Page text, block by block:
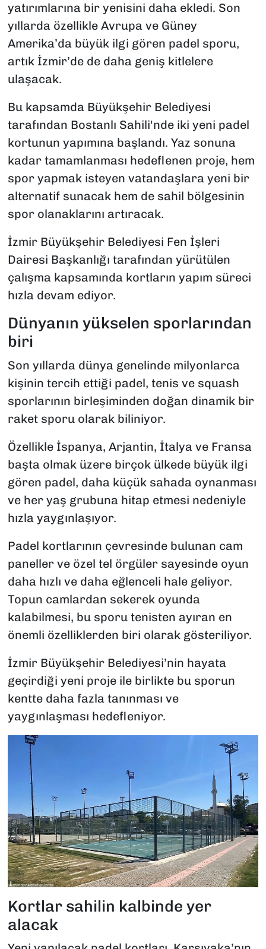
yatırımlarına bir yenisini daha ekledi. Son
yıllarda özellikle Avrupa ve Güney
Amerika’da büyük ilgi gören padel sporu,
artık İzmir’de de daha geniş kitlelere
ulaşacak.
Bu kapsamda Büyükşehir Belediyesi
tarafından Bostanlı Sahili'nde iki yeni padel
kortunun yapımına başlandı. Yaz sonuna
kadar tamamlanması hedeflenen proje, hem
spor yapmak isteyen vatandaşlara yeni bir
alternatif sunacak hem de sahil bölgesinin
spor olanaklarını artıracak.
İzmir Büyükşehir Belediyesi Fen İşleri
Dairesi Başkanlığı tarafından yürütülen
çalışma kapsamında kortların yapım süreci
hızla devam ediyor.
Dünyanın yükselen sporlarından
biri
Son yıllarda dünya genelinde milyonlarca
kişinin tercih ettiği padel, tenis ve squash
sporlarının birleşiminden doğan dinamik bir
raket sporu olarak biliniyor.
Özellikle İspanya, Arjantin, İtalya ve Fransa
başta olmak üzere birçok ülkede büyük ilgi
gören padel, daha küçük sahada oynanması
ve her yaş grubuna hitap etmesi nedeniyle
hızla yaygınlaşıyor.
Padel kortlarının çevresinde bulunan cam
paneller ve özel tel örgüler sayesinde oyun
daha hızlı ve daha eğlenceli hale geliyor.
Topun camlardan sekerek oyunda
kalabilmesi, bu sporu tenisten ayıran en
önemli özelliklerden biri olarak gösteriliyor.
İzmir Büyükşehir Belediyesi’nin hayata
geçirdiği yeni proje ile birlikte bu sporun
kentte daha fazla tanınması ve
yaygınlaşması hedefleniyor.
Kortlar sahilin kalbinde yer
alacak